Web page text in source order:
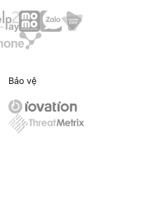
Bảo vệ